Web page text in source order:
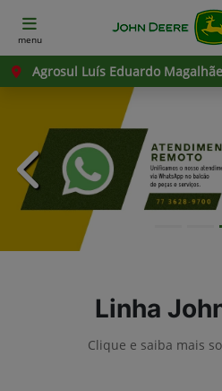
menu
Agrosul Luís Eduardo
templates.template-
Linha
Clique e saiba mais